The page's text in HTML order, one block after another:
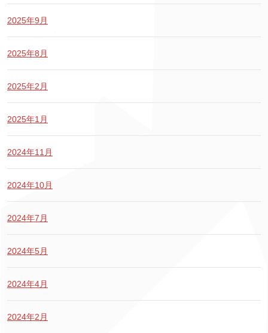
2025年9月
2025年8月
2025年2月
2025年1月
2024年11月
2024年10月
2024年7月
2024年5月
2024年4月
2024年2月